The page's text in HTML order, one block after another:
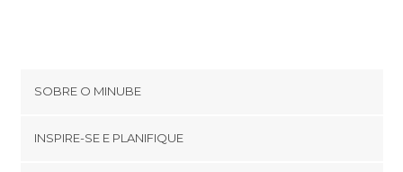
SOBRE O MINUBE
INSPIRE-SE E PLANIFIQUE